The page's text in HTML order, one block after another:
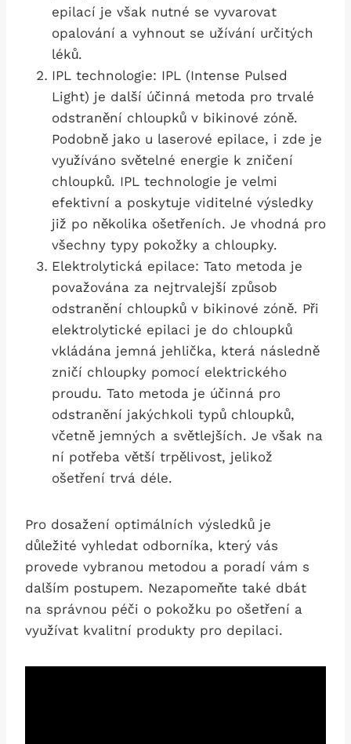
epilací je však nutné se vyvarovat
opalování ⁢a vyhnout se užívání určitých
léků.
IPL technologie: ⁤IPL (Intense Pulsed
Light) je další účinná metoda pro trvalé
odstranění chloupků v bikinové zóně.
Podobně jako u laserové epilace, i zde je
využíváno světelné energie k zničení
chloupků. IPL ​technologie je velmi
efektivní a poskytuje viditelné výsledky
již po několika ošetřeních. Je vhodná pro
všechny typy pokožky a chloupky.
Elektrolytická epilace: ‌Tato metoda je
považována za nejtrvalejší způsob
odstranění chloupků v bikinové zóně. Při
elektrolytické epilaci je do chloupků
vkládána ‍jemná jehlička,​ která⁤ následně
zničí⁤ chloupky pomocí elektrického
proudu. Tato metoda⁤ je účinná ⁤pro
odstranění⁢ jakýchkoli typů chloupků,
včetně jemných a světlejších. Je ‌však na⁤
ní potřeba větší trpělivost, jelikož⁢
ošetření trvá déle.
Pro dosažení optimálních výsledků je
důležité vyhledat odborníka, který vás
provede vybranou metodou a poradí vám s
dalším postupem. Nezapomeňte také dbát
na správnou péči o pokožku po ošetření a
využívat kvalitní produkty pro ⁤depilaci.